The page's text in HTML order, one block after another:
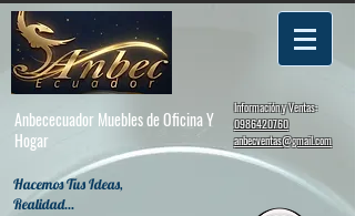
Anbececuador Muebles de Oficina Y
Hogar
Hacemos Tus Ideas,
Realidad...
Información y Ventas:
0986420760
anbecventas@gmail.com